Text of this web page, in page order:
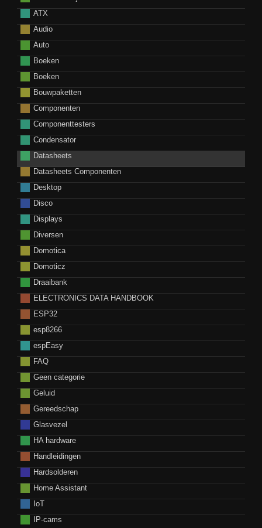
ATX
Audio
Auto
Boeken
Boeken
Bouwpaketten
Componenten
Componenttesters
Condensator
Datasheets
Datasheets Componenten
Desktop
Disco
Displays
Diversen
Domotica
Domoticz
Draaibank
ELECTRONICS DATA HANDBOOK
ESP32
esp8266
espEasy
FAQ
Geen categorie
Geluid
Gereedschap
Glasvezel
HA hardware
Handleidingen
Hardsolderen
Home Assistant
IoT
IP-cams